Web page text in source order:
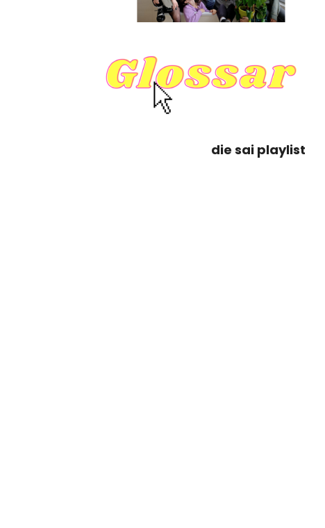
die sai playlist